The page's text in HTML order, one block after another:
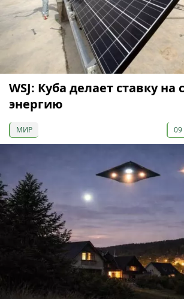
WSJ: Куба делает ставку
энергию
МИР 09